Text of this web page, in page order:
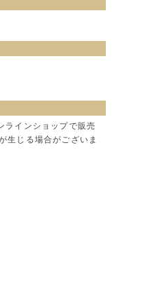
ラインショップで販売
生じる場合がございま